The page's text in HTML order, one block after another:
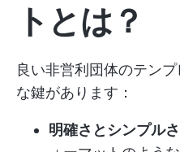
トとは？
良い非営利団体のテン
な鍵があります：
明確さとシンプルさ